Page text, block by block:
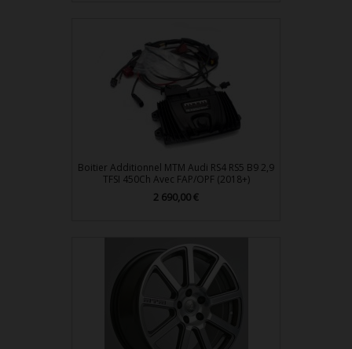
Boitier Additionnel MTM Audi RS4 RS5 B9 2,9
TFSI 450Ch Avec FAP/OPF (2018+)
Prix
2 690,00 €